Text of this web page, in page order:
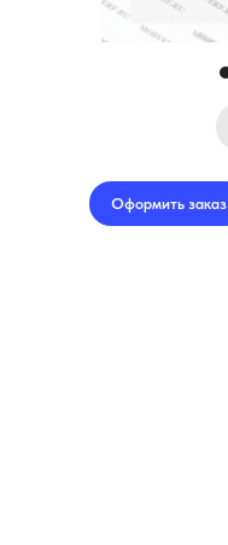
Оформить заказ